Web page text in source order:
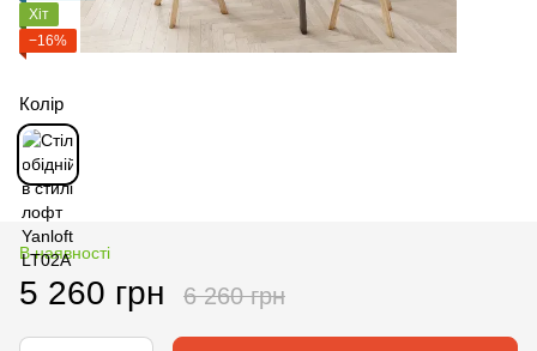
Хіт
−16%
Колір
В наявності
5 260 грн 6 260 грн